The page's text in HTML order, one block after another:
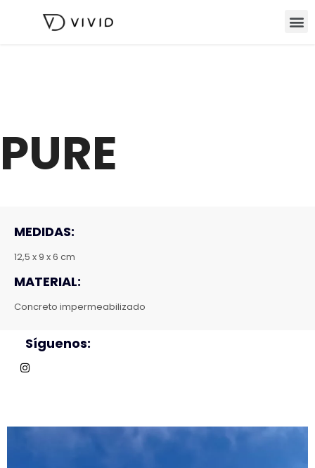
PURE
MEDIDAS:
12,5 x 9 x 6 cm
MATERIAL:
Concreto impermeabilizado
Síguenos: